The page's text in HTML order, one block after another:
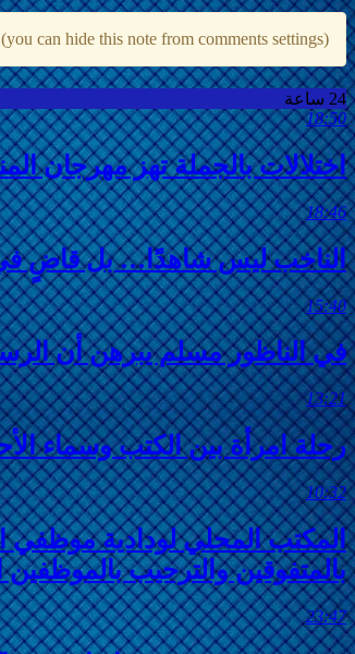
can hide this note from comments settings)
24 ساعة
18:50
اختلالات بالجملة تهز مهرجان
18:46
الناخب ليس شاهدًا… بل قاضٍ في
15:40
في الناظور مسلم يبرهن أن
13:21
رحلة امرأة بين الكتب وسماء
10:32
المكتب المحلي لودادية موظفي
بالمتفوقين والترحيب بالموظفين
23:47